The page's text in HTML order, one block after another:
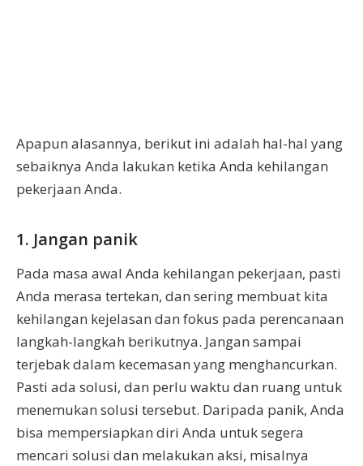
Apapun alasannya, berikut ini adalah hal-hal yang
sebaiknya Anda lakukan ketika Anda kehilangan
pekerjaan Anda.
1. Jangan panik
Pada masa awal Anda kehilangan pekerjaan, pasti
Anda merasa tertekan, dan sering membuat kita
kehilangan kejelasan dan fokus pada perencanaan
langkah-langkah berikutnya. Jangan sampai
terjebak dalam kecemasan yang menghancurkan.
Pasti ada solusi, dan perlu waktu dan ruang untuk
menemukan solusi tersebut. Daripada panik, Anda
bisa mempersiapkan diri Anda untuk segera
mencari solusi dan melakukan aksi, misalnya